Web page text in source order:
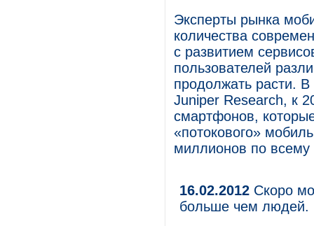
Эксперты рынка
количества
с развитием
пользователей
продолжать расти.
Juniper Research, к
смартфонов,
«потокового»
миллионов по всему
16.02.2012 Скоро
больше чем людей.